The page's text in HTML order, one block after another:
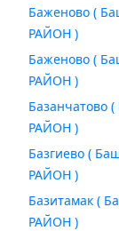
Баженово (
РАЙОН )
Баженово (
РАЙОН )
Базанчатово
РАЙОН )
Базгиево (
РАЙОН )
Базитамак (
РАЙОН )